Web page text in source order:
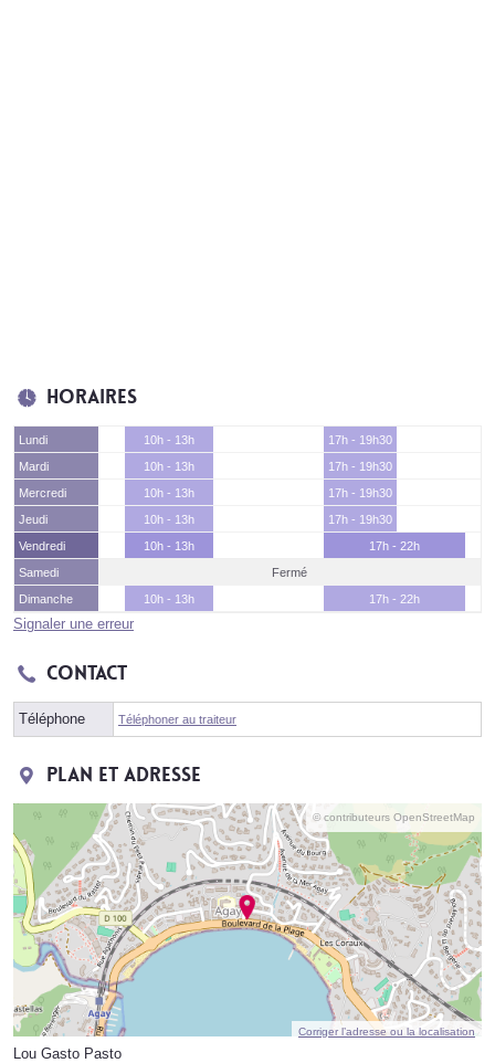
Horaires
Lundi 10h - 13h
17h - 19h30
Mardi
10h - 13h
17h - 19h30
Mercredi
10h - 13h
17h - 19h30
Jeudi
10h - 13h
17h - 19h30
Vendredi
10h - 13h
17h - 22h
Samedi
Fermé
Dimanche
10h - 13h 17h - 22h
Signaler une erreur
Contact
Téléphone Téléphoner au traiteur
Plan et adresse
© contributeurs OpenStreetMap
Corriger l’adresse ou la localisation
Lou Gasto Pasto